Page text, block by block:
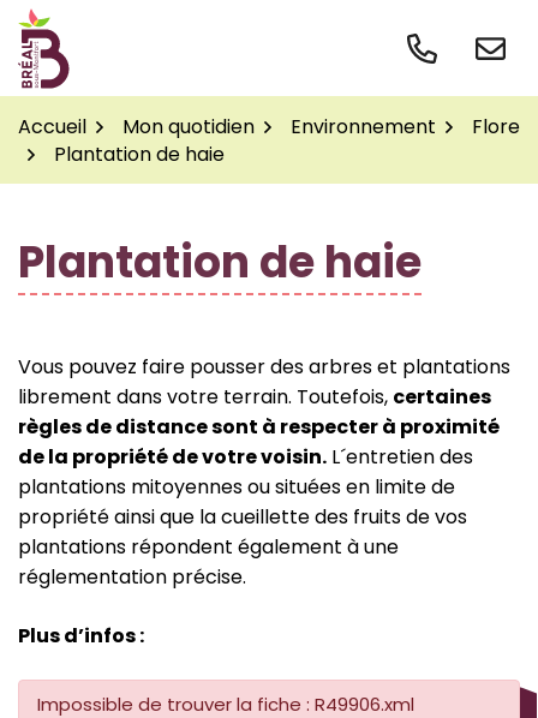
Gestion des traceurs
Aller
contenu
Accueil
Mon quotidien Environnement
Flore
Plantation de haie
Plantation de haie
Vous pouvez faire pousser des arbres et plantations
librement dans votre terrain. Toutefois, certaines
règles de distance sont à respecter à proximité
de la propriété de votre voisin. L´entretien des
plantations mitoyennes ou situées en limite de
propriété ainsi que la cueillette des fruits de vos
plantations répondent également à une
réglementation précise.
Plus d’infos :
Impossible de trouver la fiche : R49906.xml